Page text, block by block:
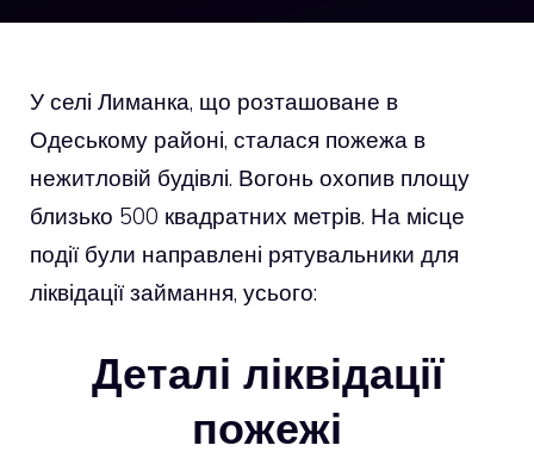
У селі Лиманка, що розташоване в
Одеському районі, сталася пожежа в
нежитловій будівлі. Вогонь охопив площу
близько 500 квадратних метрів. На місце
події були направлені рятувальники для
ліквідації займання, усього:
Деталі ліквідації
пожежі